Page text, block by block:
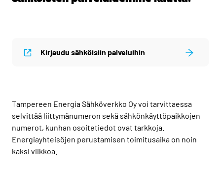
Kirjaudu sähköisiin palveluihin
Tampereen Energia Sähköverkko Oy voi tarvittaessa
selvittää liittymänumeron sekä sähkönkäyttöpaikkojen
numerot, kunhan osoitetiedot ovat tarkkoja.
Energiayhteisöjen perustamisen toimitusaika on noin
kaksi viikkoa.